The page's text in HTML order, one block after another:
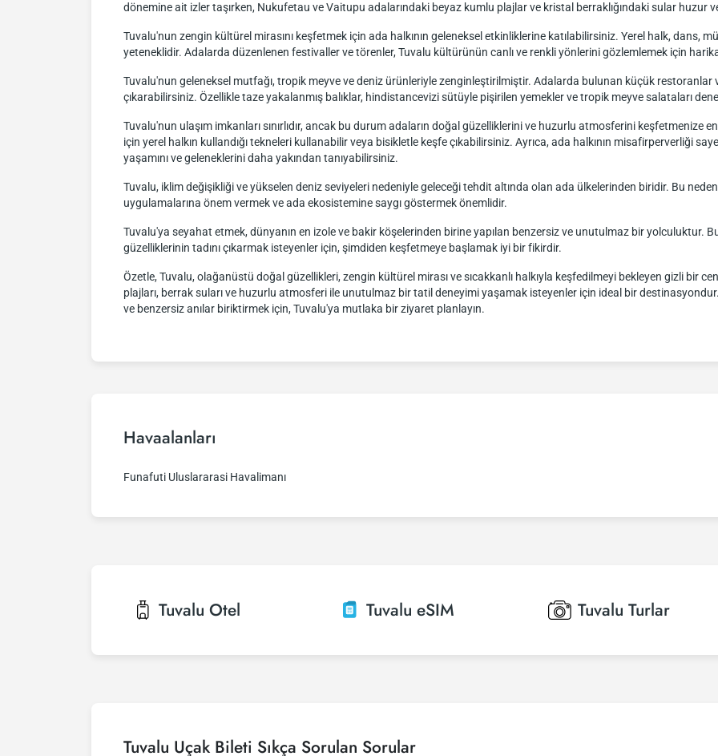
dönemine ait izler taşırken, Nukufetau ve Vaitupu adalarındaki beyaz kumlu plajlar ve kristal berraklığındaki sular huzur
Tuvalu'nun zengin kültürel mirasını keşfetmek için ada halkının geleneksel etkinliklerine katılabilirsiniz. Yerel halk, dans,
yeteneklidir. Adalarda düzenlenen festivaller ve törenler, Tuvalu kültürünün canlı ve renkli yönlerini gözlemlemek için
Tuvalu'nun geleneksel mutfağı, tropik meyve ve deniz ürünleriyle zenginleştirilmiştir. Adalarda bulunan küçük restoranlar
çıkarabilirsiniz. Özellikle taze yakalanmış balıklar, hindistancevizi sütüyle pişirilen yemekler ve tropik meyve salataları
Tuvalu'nun ulaşım imkanları sınırlıdır, ancak bu durum adaların doğal güzelliklerini ve huzurlu atmosferini keşfetmenize
için yerel halkın kullandığı tekneleri kullanabilir veya bisikletle keşfe çıkabilirsiniz. Ayrıca, ada halkının misafirperverliği
yaşamını ve geleneklerini daha yakından tanıyabilirsiniz.
Tuvalu, iklim değişikliği ve yükselen deniz seviyeleri nedeniyle geleceği tehdit altında olan ada ülkelerinden biridir. Bu
uygulamalarına önem vermek ve ada ekosistemine saygı göstermek önemlidir.
Tuvalu'ya seyahat etmek, dünyanın en izole ve bakir köşelerinden birine yapılan benzersiz ve unutulmaz bir yolculuktur.
güzelliklerinin tadını çıkarmak isteyenler için, şimdiden keşfetmeye başlamak iyi bir fikirdir.
Özetle, Tuvalu, olağanüstü doğal güzellikleri, zengin kültürel mirası ve sıcakkanlı halkıyla keşfedilmeyi bekleyen gizli bir
plajları, berrak suları ve huzurlu atmosferi ile unutulmaz bir tatil deneyimi yaşamak isteyenler için ideal bir
ve benzersiz anılar biriktirmek için, Tuvalu'ya mutlaka bir ziyaret planlayın.
Havaalanları
Funafuti Uluslararasi Havalimanı
Tuvalu Otel Tuvalu eSIM Tuvalu Turlar
Tuvalu Uçak Bileti Sıkça Sorulan Sorular